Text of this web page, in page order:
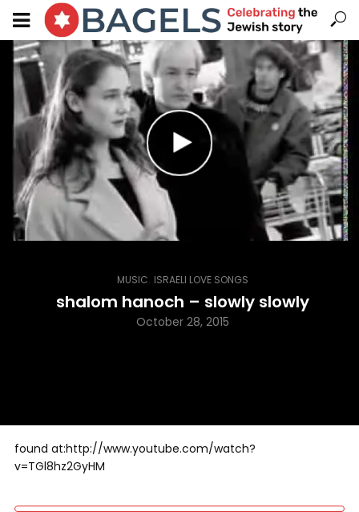
MUSIC ISRAELI LOVE SONGS
shalom hanoch – slowly slowly
October 28, 2015
found at:http://www.youtube.com/watch?
v=TGl8hz2GyHM